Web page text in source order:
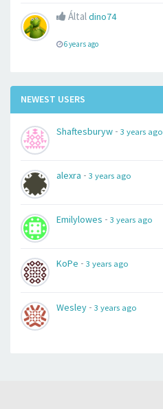
Által dino74
6 years ago
NEWEST USERS
Shaftesburyw - 3 years ago
alexra - 3 years ago
Emilylowes - 3 years ago
KoPe - 3 years ago
Wesley - 3 years ago